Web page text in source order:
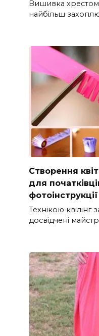
Вишивка хрестом
найбільш
Створення
для
фотоінструкції
Технікою квілінг
досвідчені